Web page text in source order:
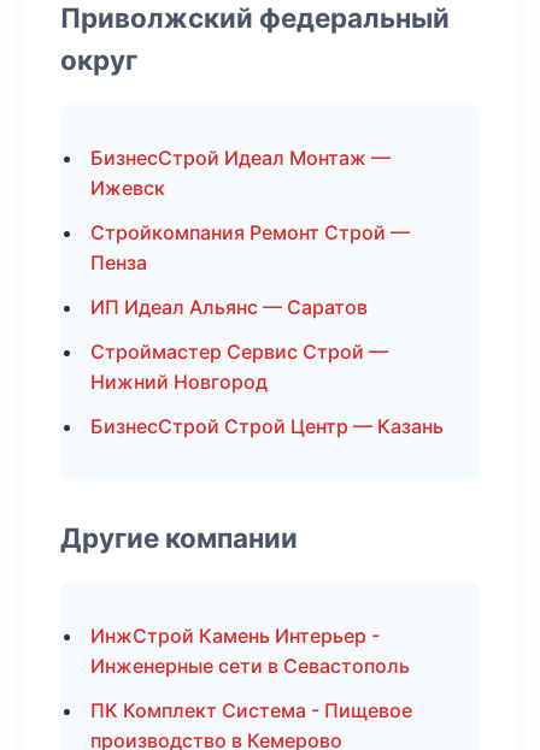
Приволжский федеральный
округ
БизнесСтрой Идеал Монтаж —
Ижевск
Стройкомпания Ремонт Строй —
Пенза
ИП Идеал Альянс — Саратов
Строймастер Сервис Строй —
Нижний Новгород
БизнесСтрой Строй Центр — Казань
Другие компании
ИнжСтрой Камень Интерьер -
Инженерные сети в Севастополь
ПК Комплект Система - Пищевое
производство в Кемерово